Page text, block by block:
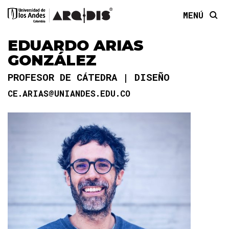
MENÚ
EDUARDO ARIAS
GONZÁLEZ
PROFESOR DE CÁTEDRA DISEÑO
CE.ARIAS@UNIANDES.EDU.CO